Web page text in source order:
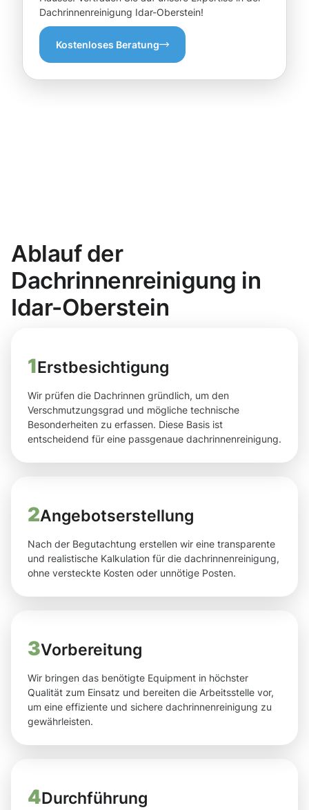
Dachrinnenreinigung Idar-Oberstein!
Kostenloses Beratung
Ablauf der
Dachrinnenreinigung in
Idar-Oberstein
1Erstbesichtigung
Wir prüfen die Dachrinnen gründlich, um den
Verschmutzungsgrad und mögliche technische
Besonderheiten zu erfassen. Diese Basis ist
entscheidend für eine passgenaue dachrinnenreinigung.
2Angebotserstellung
Nach der Begutachtung erstellen wir eine transparente
und realistische Kalkulation für die dachrinnenreinigung,
ohne versteckte Kosten oder unnötige Posten.
3Vorbereitung
Wir bringen das benötigte Equipment in höchster
Qualität zum Einsatz und bereiten die Arbeitsstelle vor,
um eine effiziente und sichere dachrinnenreinigung zu
gewährleisten.
4Durchführung